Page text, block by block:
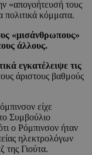
«απογοήτευσή τους
πολιτικά κόμματα.
«μισάνθρωπους»
άλλους.
εγκατέλειψε τις
άριστους βαθμούς
είχε
Συμβούλιο
ο Ρόμπινσον ήταν
ηλεκτρολόγων
της Γιούτα.